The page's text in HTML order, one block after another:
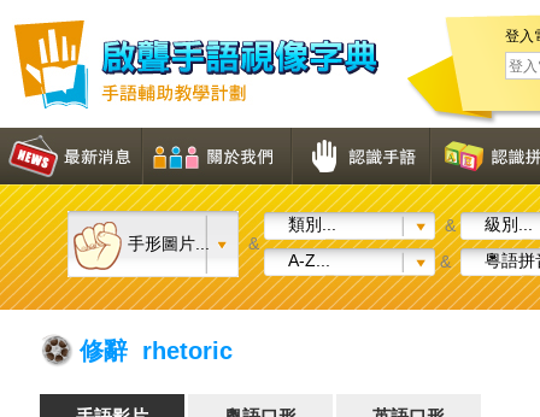
登入
手形圖片... &
類別... &
級別...
A-Z...
& 粵語拼
修辭 rhetoric